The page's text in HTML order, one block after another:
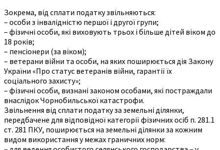
Зокрема, від сплати податку звільняються:
– особи з інвалідністю першої і другої групи;
– фізичні особи, які виховують трьох і більше дітей віком до
18 років;
– пенсіонери (за віком);
– ветерани війни та особи, на яких поширюється дія Закону
України «Про статус ветеранів війни, гарантії їх
соціального захисту»;
– фізичні особи, визнані законом особами, які постраждали
внаслідок Чорнобильської катастрофи.
Звільнення від сплати податку за земельні ділянки,
передбачене для відповідної категорії фізичних осіб п. 281.1
ст. 281 ПКУ, поширюється на земельні ділянки за кожним
видом використання у межах граничних норм: